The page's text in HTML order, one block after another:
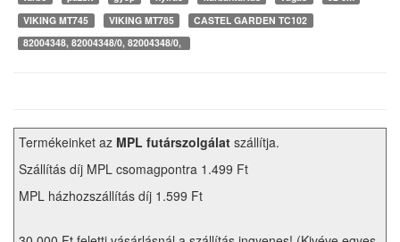
VIKING MT745
VIKING MT785
CASTEL GARDEN TC102
82004348, 82004348/0, 82004348/0,
Termékeinket az MPL futárszolgálat szállítja.
Szállítás díj MPL csomagpontra 1.499 Ft
MPL házhozszállítás díj 1.599 Ft